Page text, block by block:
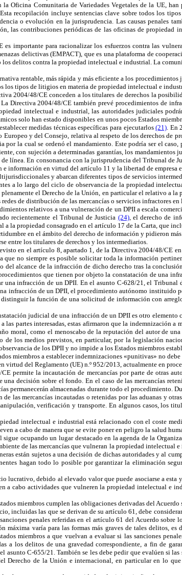
Oficina Comunitaria de Variedades Vegetales de la UE,
recopilación incluye sentencias clave sobre todos los
o evolución en la jurisprudencia. Las causas penales
las contribuciones periódicas de las oficinas de propiedad
importante para racionalizar los esfuerzos contra las
delictivas (EMPACT), que es una plataforma de
delitos contra la propiedad intelectual e industrial. La
rentable, más rápida y más eficiente a los
los tipos de litigios en materia de propiedad intelectual e
2004/48/CE conceden a los titulares de derechos la
Directiva 2004/48/CE también prevé procedimientos de
intelectual e industrial, las autoridades judiciales
solo han estado disponibles en unos pocos Estados
medidas técnicas específicas para ejecutarlos(21). En
y del Consejo, relativa al respeto de los derechos de
la cual se ordenó el mandamiento. Este podría ser el
con sujeción a determinadas garantías, los
línea. En consonancia con la jurisprudencia del Tribunal de
información en virtud del artículo 11 y la libertad de empresa
y abarcan diferentes tipos de servicios
a lo largo del ciclo de observancia de la propiedad
el Derecho de la Unión, en particular el relativo a
de distribución de las mercancías o servicios infractores
relativos a una vulneración de un DPII a escala
recientemente el Tribunal de Justicia (24), el derecho de
la propiedad consagrado en el artículo 17 de la Carta, que
en el ámbito del derecho de información y pidieron
entre los titulares de derechos y los intermediarios.
en elartículo 8, apartado 1, de la Directiva 2004/48/CE
no siempre es posible solicitar toda la información
del alcance de la infracción de dicho derecho tras la
que tienen por objeto la constatación de una
infracción de un DPII. En el asunto C-628/21, el Tribunal
infracción de un DPII, el procedimiento autónomo
la función de una solicitud de información con
judicial de una infracción de un DPII es otro
partes interesadas, estas afirmaron que la indemnización
moral, como el menoscabo de la reputación del autor de
los medios previstos, en particular, por la legislación
de los DPII y no impide a los Estados miembros
miembros a establecer indemnizaciones «punitivas» no
virtud delReglamento (UE) n.º 952/2013, actualmente en
permite la incautación de mercancías por parte de otras
decisión sobre el fondo. En el caso de las mercancías
almacenadas durante todo el procedimiento.
las mercancías incautadas o retenidas por las aduanas y
verificación y transporte. En algunos casos, los
intelectual e industrial está relacionado con el coste
a cabo de manera que se evite poner en peligro la salud
ocupando un lugar destacado en la agenda de la
de las mercancías que vulneran la propiedad
están sujetos a una decisión de dichas autoridades y al
hagan todo lo posible por garantizar la eliminación
debido al elevado valor que puede asociarse a
a cabo actividades que vulneren la propiedad intelectual e
miembros cumplen las obligaciones derivadas del
incluidas las que se derivan de su artículo 61, debe
penales referidas en el artículo 61 del Acuerdo
varía para las formas más graves de tales delitos,
miembros a que vuelvan a evaluar si las sanciones
a los delitos de una gravedad correspondiente, a fin de
C-655/21. También se les debe pedir que evalúen si
Derecho de la Unión e internacional, en particular en lo